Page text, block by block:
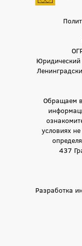
Обращаем
условиях
437
Разработка